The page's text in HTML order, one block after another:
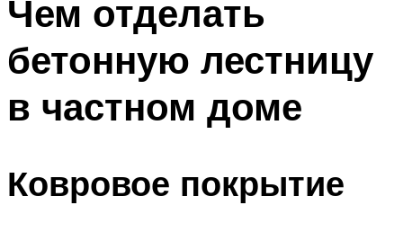
Меню
Чем отделать
бетонную лестницу
в частном доме
Ковровое покрытие